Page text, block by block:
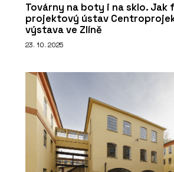
Továrny na boty i na sklo. Jak
projektový ústav
výstava ve Zlíně
23. 10. 2025